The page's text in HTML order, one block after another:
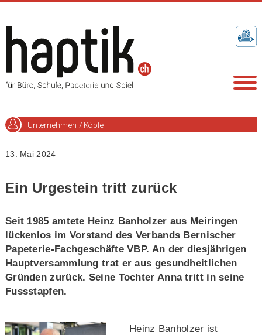
Unternehmen / Köpfe
13. Mai 2024
Ein Urgestein tritt zurück
Seit 1985 amtete Heinz Banholzer aus Meiringen
lückenlos im Vorstand des Verbands Bernischer
Papeterie-Fachgeschäfte VBP. An der diesjährigen
Hauptversammlung trat er aus gesundheitlichen
Gründen zurück. Seine Tochter Anna tritt in seine
Fussstapfen.
Heinz Banholzer ist